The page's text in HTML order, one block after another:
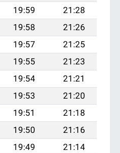
19:59
21:28
19:58
21:26
19:57
21:25
19:55
21:23
19:54
21:21
19:53
21:20
19:51
21:18
19:50
21:16
19:49
21:14